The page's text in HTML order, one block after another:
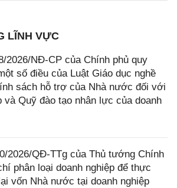
LĨNH VỰC
2026/NĐ-CP của Chính phủ quy
số điều của Luật Giáo dục nghề
sách hỗ trợ của Nhà nước đối với
và Quỹ đào tạo nhân lực của doanh
2026/QĐ-TTg của Thủ tướng Chính
phân loại doanh nghiệp để thực
vốn Nhà nước tại doanh nghiệp